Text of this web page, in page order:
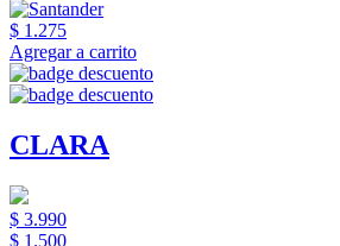
$ 1.275
Agregar a carrito
CLARA
$ 3.990
$ 1.500